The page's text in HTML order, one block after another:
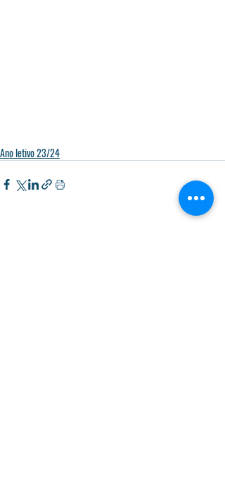
Ano letivo 23/24